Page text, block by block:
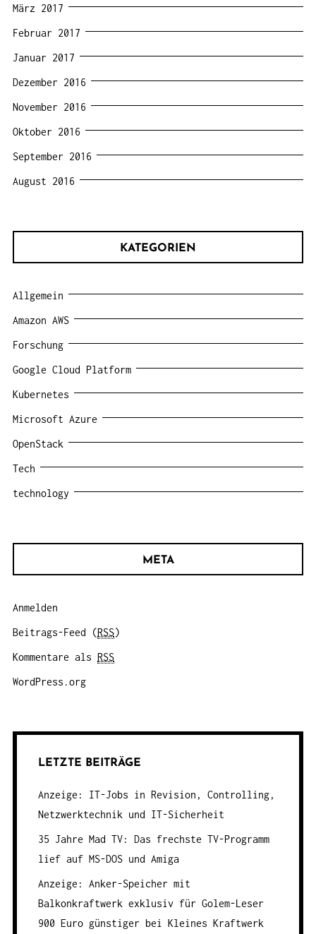
März 2017
Februar 2017
Januar 2017
Dezember 2016
November 2016
Oktober 2016
September 2016
August 2016
KATEGORIEN
Allgemein
Amazon AWS
Forschung
Google Cloud Platform
Kubernetes
Microsoft Azure
OpenStack
Tech
technology
META
Anmelden
Beitrags-Feed (RSS)
Kommentare als RSS
WordPress.org
LETZTE BEITRÄGE
Anzeige: IT-Jobs in Revision, Controlling,
Netzwerktechnik und IT-Sicherheit
35 Jahre Mad TV: Das frechste TV-Programm
lief auf MS-DOS und Amiga
Anzeige: Anker-Speicher mit
Balkonkraftwerk exklusiv für Golem-Leser
900 Euro günstiger bei Kleines Kraftwerk